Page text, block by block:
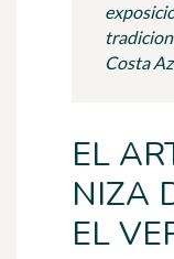
Costa
EL
NIZA
EL